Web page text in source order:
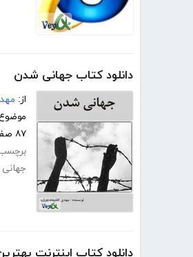
دانلود کتاب جهانی شدن
از:
۸۷ صفحه
دانلود کتاب اینترنت